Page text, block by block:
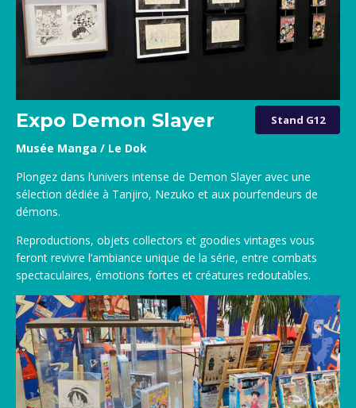
Expo Demon Slayer Stand G12
Musée Manga / Le Dok
Plongez dans l’univers intense de Demon Slayer avec une
sélection dédiée à Tanjiro, Nezuko et aux pourfendeurs de
démons.
Reproductions, objets collectors et goodies vintages vous
feront revivre l’ambiance unique de la série, entre combats
spectaculaires, émotions fortes et créatures redoutables.